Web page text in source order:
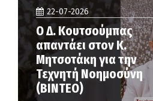
22-07-2026
Ο Δ. Κουτσούμπας
απαντάει στον Κ.
Μητσοτάκη για την
Τεχνητή Νοημοσύνη
(ΒΙΝΤΕΟ)